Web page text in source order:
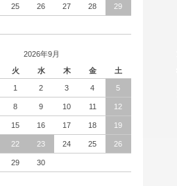
25 26 27 28 29
2026年9月
火 水 木 金 土
1 2 3 4 5
8 9 10 11 12
15 16 17 18 19
22 23 24 25 26
29 30